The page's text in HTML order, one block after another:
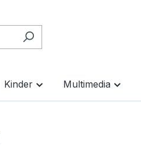
Kinder Multimedia